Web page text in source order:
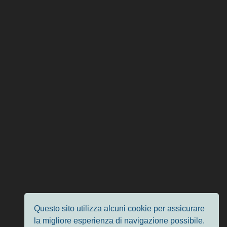
Questo sito utilizza alcuni cookie per assicurare
la migliore esperienza di navigazione possibile.